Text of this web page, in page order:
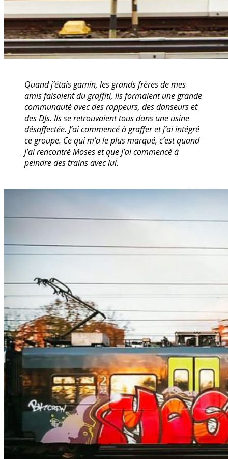
Quand j’étais gamin, les grands frères de mes
amis faisaient du graffiti, ils formaient une grande
communauté avec des rappeurs, des danseurs et
des DJs. Ils se retrouvaient tous dans une usine
désaffectée. J’ai commencé à graffer et j’ai intégré
ce groupe. Ce qui m’a le plus marqué, c’est quand
j’ai rencontré Moses et que j’ai commencé à
peindre des trains avec lui.